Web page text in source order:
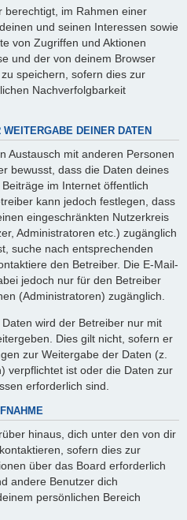
berechtigt, im Rahmen einer
und seinen Interessen sowie
von Zugriffen und Aktionen
und der von deinem Browser
speichern, sofern dies zur
Nachverfolgbarkeit
DEINER DATEN
Austausch mit anderen Personen
bewusst, dass die Daten deines
im Internet öffentlich
kann jedoch festlegen, dass
eingeschränkten Nutzerkreis
Administratoren etc.) zugänglich
suche nach entsprechenden
den Betreiber. Die E-Mail-
jedoch nur für den Betreiber
(Administratoren) zugänglich.
wird der Betreiber nur mit
Dies gilt nicht, sofern er
zur Weitergabe der Daten (z.
verpflichtet ist oder die Daten zur
erforderlich sind.
hinaus, dich unter den von dir
sofern dies zur
über das Board erforderlich
andere Benutzer dich
persönlichen Bereich